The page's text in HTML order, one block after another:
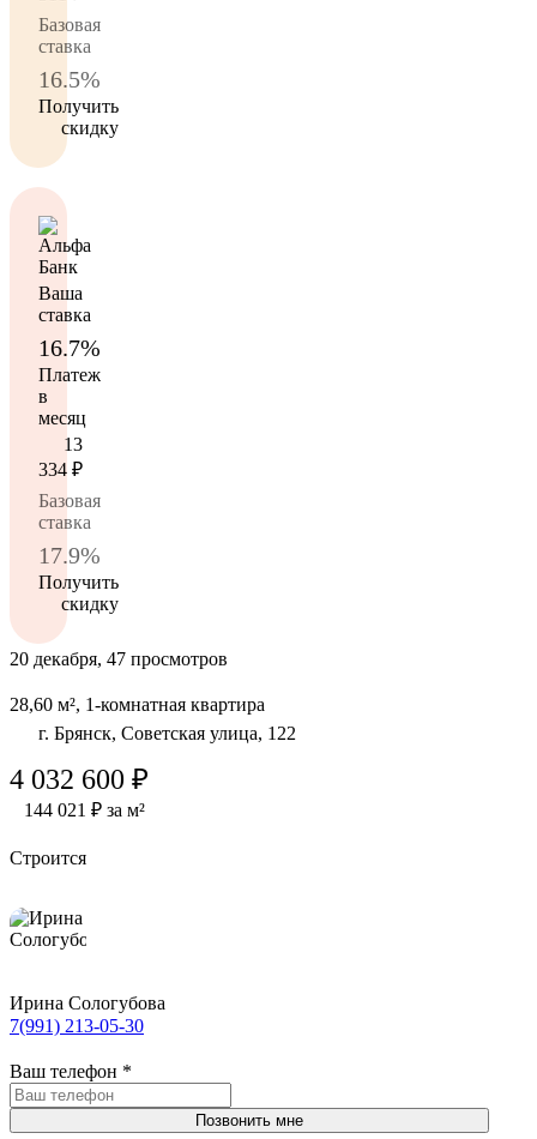
Базовая
ставка
16.5%
Получить
скидку
Ваша
ставка
16.7%
Платеж
в
месяц
13
334 ₽
Базовая
ставка
17.9%
Получить
скидку
20 декабря, 47 просмотров
28,60 м², 1-комнатная квартира
г. Брянск, Советская улица, 122
4 032 600 ₽
144 021 ₽ за м²
Строится
Ирина Сологубова
7(991) 213-05-30
Ваш телефон *